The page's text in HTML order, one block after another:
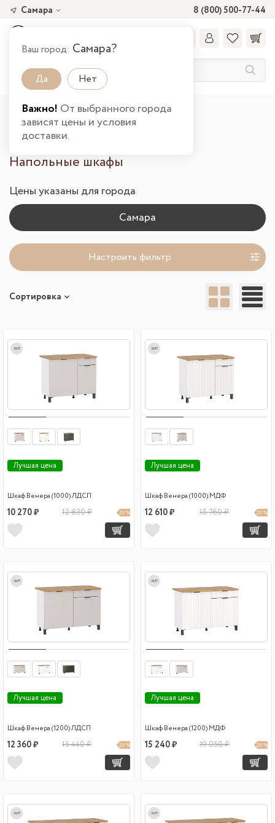
8 (800) 500-77-44
Самара
Ваш город: Самара?
Да Нет
Важно! От выбранного города
зависят цены и условия
доставки.
Главная Каталог товаров
Кухня
Шкафы напольные в Самаре
Напольные шкафы
Цены указаны для города
Настроить фильтр
Сортировка
хит
Лучшая цена
Шкаф Венера (1000) ЛДСП
10 270 ₽ 12 830 ₽ 20 %
хит
Лучшая цена
Шкаф Венера (1000) МДФ
12 610 ₽ 15 760 ₽ 20 %
хит
Лучшая цена
Шкаф Венера (1200) ЛДСП
12 360 ₽ 15 440 ₽ 20 %
хит
Лучшая цена
Шкаф Венера (1200) МДФ
15 240 ₽ 19 050 ₽ 20 %
хит хит